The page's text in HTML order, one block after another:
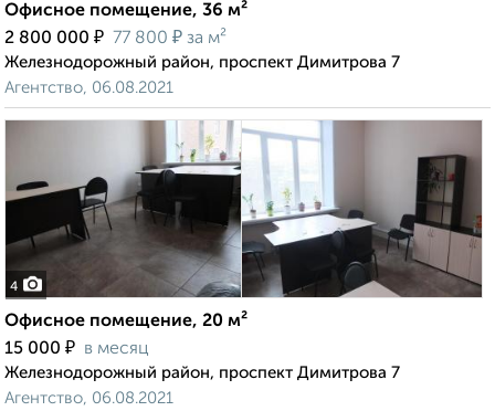
Офисное помещение, 36 м²
2 800 000 ₽ 77 800 ₽ за м²
Железнодорожный район, проспект Димитрова 7
Агентство, 06.08.2021
4
Офисное помещение, 20 м²
15 000 ₽ в месяц
Железнодорожный район, проспект Димитрова 7
Агентство, 06.08.2021